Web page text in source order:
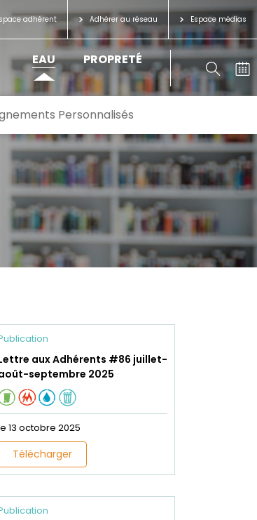
adhérent Adhérer au réseau Espace médias
EAU
Personnalisés
PROPRETÉ
aux Adhérents #86 juillet-
septembre 2025
13 octobre 2025
Télécharger